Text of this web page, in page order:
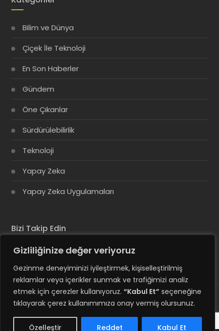
Gizliliğinize değer veriyoruz
Gezinme deneyiminizi iyileştirmek, kişiselleştirilmiş
reklamlar veya içerikler sunmak ve trafiğimizi analiz
etmek için çerezler kullanıyoruz. “Kabul Et” seçeneğine
tıklayarak çerez kullanımımıza onay vermiş olursunuz.
Özelleştir Reddet Kabul Et
Bilim ve Dünya
Çiçek İle Teknoloji
En Son Haberler
Gündem
Öne Çıkanlar
Sürdürülebilirlik
Teknoloji
Yapay Zeka
Yapay Zeka Uygulamaları
Bizi Takip Edin
© Copyright 2025, Tüm Hakları Saklıdır
Hesabım